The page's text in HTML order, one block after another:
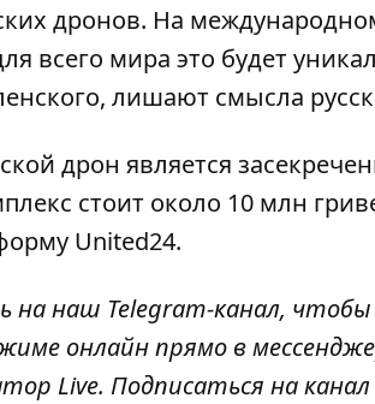
дронов. На
всего мира это будет
лишают смысла
дрон является
стоит около 10 млн
United24.
на наш Telegram-канал, чтобы
онлайн прямо в
Live. Подписаться на